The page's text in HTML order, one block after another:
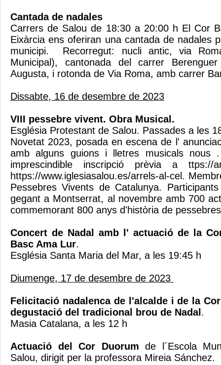
Cantada de nadales
Carrers de Salou de 18:30 a 20:00 h El Cor
Eixàrcia ens oferiran una cantada de nadales
municipi. Recorregut: nucli antic, via
Municipal), cantonada del carrer
Augusta, i rotonda de Via Roma, amb carrer
Dissabte, 16 de desembre de 2023
VIII pessebre vivent. Obra Musical.
Església Protestant de Salou. Passades a les
Novetat 2023, posada en escena de l'
amb alguns guions i lletres musicals
imprescindible inscripció prèvia a ttps://
https://www.iglesiasalou.es/arrels-al-cel.
Pessebres Vivents de Catalunya.
gegant a Montserrat, al novembre amb 700
commemorant 800 anys d'història de
Concert de Nadal amb l' actuació de la
Basc Ama Lur.
Església Santa Maria del Mar, a les 19:45 h
Diumenge, 17 de desembre de 2023
Felicitació nadalenca de l'alcalde i de la
degustació del tradicional brou de Nadal .
Masia Catalana, a les 12 h
Actuació del Cor Duorum de l´Escola
Salou, dirigit per la professora Mireia Sánchez.